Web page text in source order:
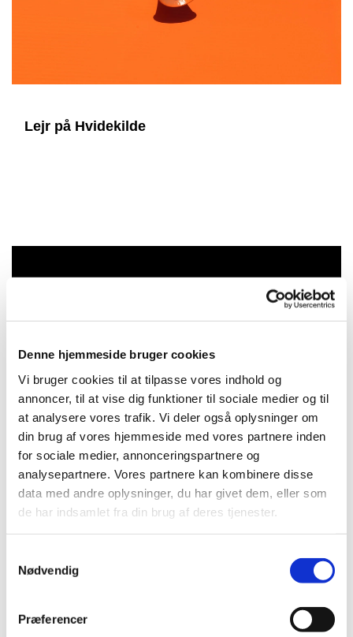
Denne hjemmeside bruger cookies
Vi bruger cookies til at tilpasse vores indhold og
annoncer, til at vise dig funktioner til sociale medier og til
at analysere vores trafik. Vi deler også oplysninger om
din brug af vores hjemmeside med vores partnere inden
for sociale medier, annonceringspartnere og
analysepartnere. Vores partnere kan kombinere disse
data med andre oplysninger, du har givet dem, eller som
de har indsamlet fra din brug af deres tjenester.
Nødvendig
Præferencer
Lejr på Hvidekilde
Du vil måske også kunne lide...